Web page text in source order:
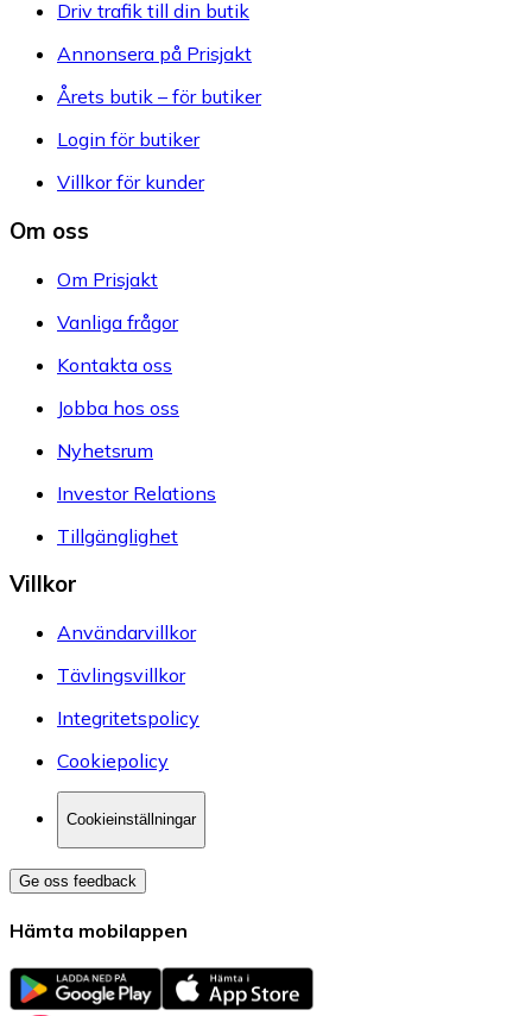
Driv trafik till din butik
Annonsera på Prisjakt
Årets butik – för butiker
Login för butiker
Villkor för kunder
Om oss
Om Prisjakt
Vanliga frågor
Kontakta oss
Jobba hos oss
Nyhetsrum
Investor Relations
Tillgänglighet
Villkor
Användarvillkor
Tävlingsvillkor
Integritetspolicy
Cookiepolicy
Cookieinställningar
Ge oss feedback
Hämta mobilappen